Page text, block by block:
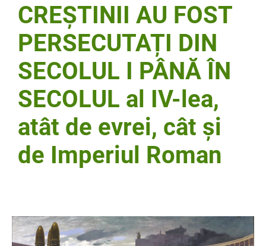
CREȘTINII AU FOST
PERSECUTAȚI DIN
SECOLUL I PÂNĂ ÎN
SECOLUL al IV-lea,
atât de evrei, cât și
de Imperiul Roman